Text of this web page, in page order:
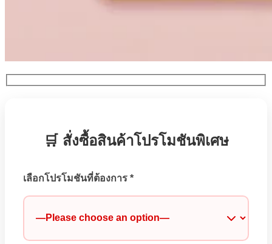
🛒 สั่งซื้อสินค้าโปรโมชันพิเศษ
เลือกโปรโมชันที่ต้องการ *